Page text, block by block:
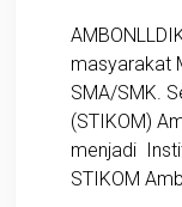
masyarakat
SMA/SMK.
(STIKOM)
menjadi
STIKOM